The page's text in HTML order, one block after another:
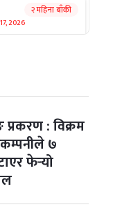
2026
२ महिना बाँकी
2026
2026
२ महिना बाँकी
२ महिना बाँकी
प्रकरण : विक्रम
७
फेर्‍यो